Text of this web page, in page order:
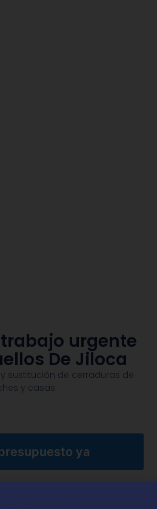
urgente
De Jiloca
sustitución de cerraduras de
y casas.​
ya